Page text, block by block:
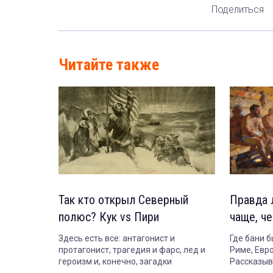
Поделиться
Читайте также
Так кто открыл Северный
полюс? Кук vs Пири
Здесь есть все: антагонист и
протагонист, трагедия и фарс, лед и
героизм и, конечно, загадки
Правда
чаще,
Где бани
Риме,